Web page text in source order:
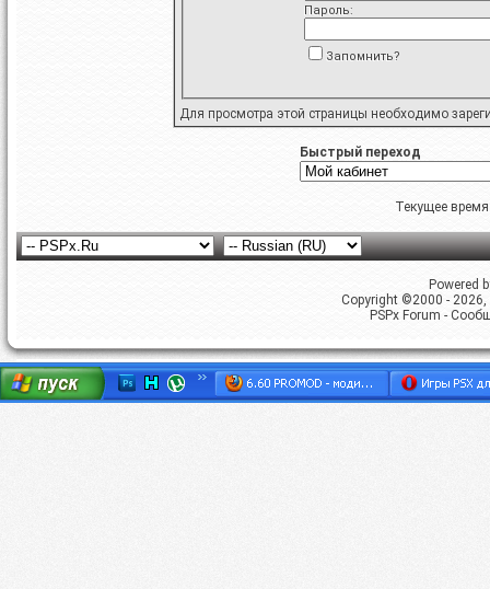
Пароль:
Запомнить?
Для просмотра этой страницы необходимо
Быстрый переход
Текущее
Powered
Copyright ©2000 -
PSPx Forum -